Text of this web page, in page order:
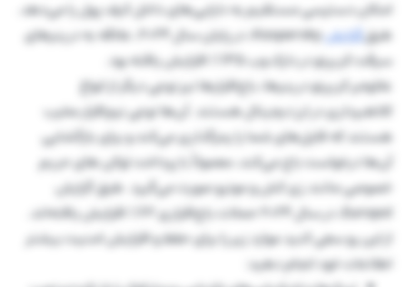
امکان دسترسی مستقیم به دارایی‌های داخل کیف‌ پول را می‌دهد.
طبقگزارش
Kaspersky، در پایان سال ۲۰۲۴، علاقه به درینرهای
سرقت کریپتو در دارک وب ۱۳۵٪ افزایش یافته بود.
علاوه‌بر کریپتو درینرها، باج‌افزارها نیز نوعی دیگر از انواع
کلاهبرداری در ارز دیجیتال هستند. آن‌ها نوعی نرم‌افزار مخرب
هستند که فایل‌های شما را رمزگذاری می‌کند و برای بازگشایی
آن‌ها درخواست باج می‌کند، معمولاً با پرداخت توکن های حریم
خصوصی مانند زی کش و مونرو صورت می‌گیرد. طبق گزارش
Europol، در سال ۲۰۲۴ حملات باج‌افزاری ۶۲٪ افزایش یافته‌اند.
از این رو سعی کنید موارد زیر را برای حفظ و افزایش امنیت بیشتر
اطلاعات خود انجام دهید: